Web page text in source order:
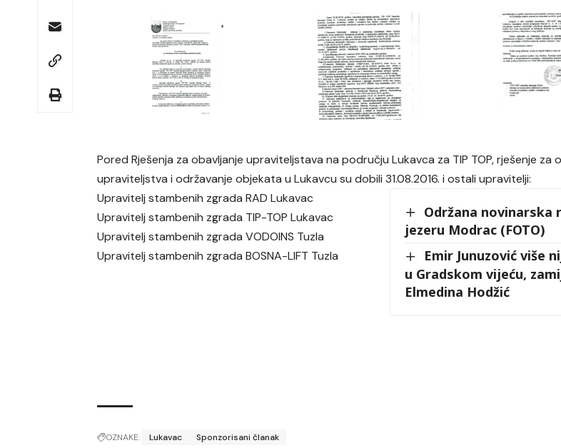
Pored Rješenja za obavljanje upraviteljstava na području Lukavca za TIP TOP, rješenje za
upraviteljstva i održavanje objekata u Lukavcu su dobili 31.08.2016. i ostali upravitelji:
Održana novinarska
jezeru Modrac (FOTO)
Emir Junuzović više
u Gradskom vijeću,
Elmedina Hodžić
Upravitelj stambenih zgrada RAD Lukavac
Upravitelj stambenih zgrada TIP-TOP Lukavac
Upravitelj stambenih zgrada VODOINS Tuzla
Upravitelj stambenih zgrada BOSNA-LIFT Tuzla
OZNAKE: Lukavac Sponzorisani članak